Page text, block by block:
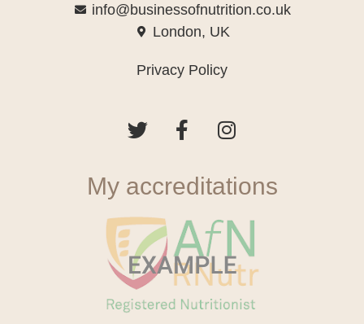
info@businessofnutrition.co.uk
London, UK
Privacy Policy
My accreditations